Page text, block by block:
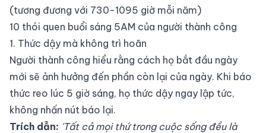
(tương đương với 730-1095 giờ mỗi năm)
10 thói quen buổi sáng 5AM của người thành công
1. Thức dậy mà không trì hoãn
Người thành công hiểu rằng cách họ bắt đầu ngày
mới sẽ ảnh hưởng đến phần còn lại của ngày. Khi báo
thức reo lúc 5 giờ sáng, họ thức dậy ngay lập tức,
không nhấn nút báo lại.
Trích dẫn: 'Tất cả mọi thứ trong cuộc sống đều là